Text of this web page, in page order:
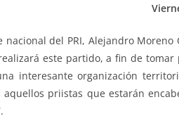
del PRI, Alejandro Moreno
este partido, a fin de tomar
interesante organización
priistas que estarán